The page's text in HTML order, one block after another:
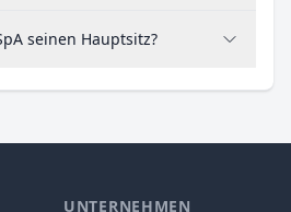
seinen Hauptsitz?
UNTERNEHMEN